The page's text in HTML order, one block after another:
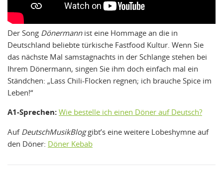
Der Song Dönermann ist eine Hommage an die in
Deutschland beliebte türkische Fastfood Kultur. Wenn Sie
das nächste Mal samstagnachts in der Schlange stehen bei
Ihrem Dönermann, singen Sie ihm doch einfach mal ein
Ständchen: „Lass Chili-Flocken regnen; ich brauche Spice im
Leben!“
A1-Sprechen: Wie bestelle ich einen Döner auf Deutsch?
Auf DeutschMusikBloggibt’s eine weitere Lobeshymne auf
den Döner: Döner Kebab